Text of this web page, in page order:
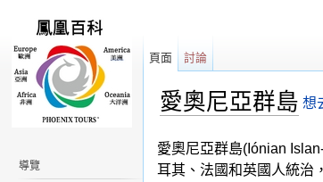
愛奧尼亞群島 想
愛奧尼亞群島(Iónian
耳其、法國和英國人統治
頁面 討論
導覽